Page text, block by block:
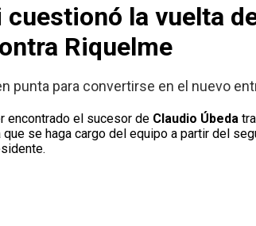
la vuelta
Riquelme
punta para convertirse en el nuevo
encontrado el sucesor de Claudio Úbeda
que se haga cargo del equipo a partir del